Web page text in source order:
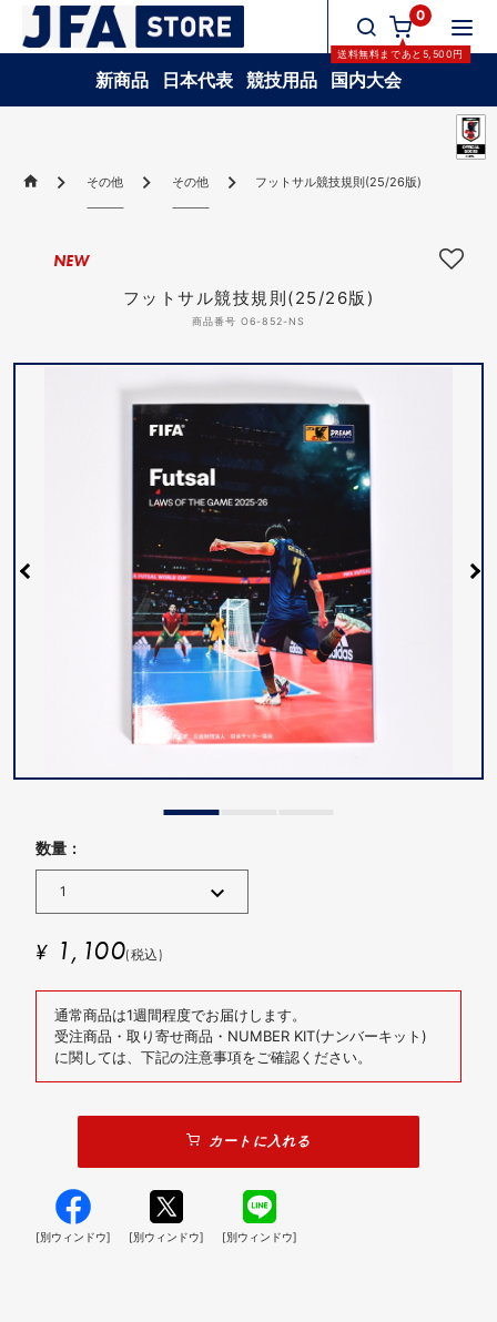
0
送料無料まであと 5,500円
新商品 日本代表 競技用品 国内大会
その他 その他 フットサル競技規則(25/26版)
フットサル競技規則(25/26版)
商品番号 O6-852-NS
NEW
数量 :
¥ 1,100(税込)
通常商品は1週間程度でお届けします。
受注商品・取り寄せ商品・NUMBER KIT(ナンバーキット)
に関しては、下記の注意事項をご確認ください。
カートに入れる
[別ウィンドウ] [別ウィンドウ] [別ウィンドウ]